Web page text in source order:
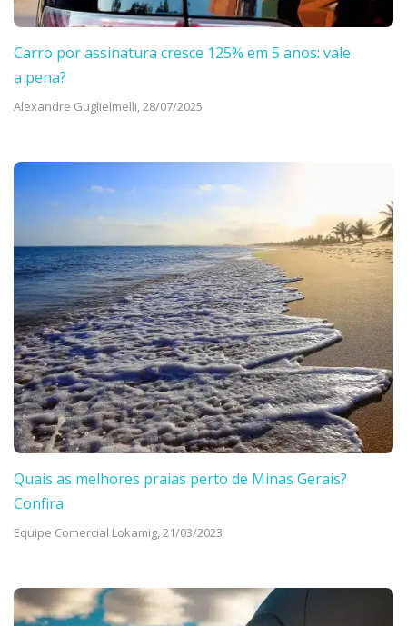
Carro por assinatura cresce 125% em 5 anos: vale
a pena?
Alexandre Guglielmelli,28/07/2025
Quais as melhores praias perto de Minas Gerais?
Confira
Equipe Comercial Lokamig,21/03/2023